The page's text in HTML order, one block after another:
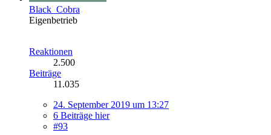
Black_Cobra
Eigenbetrieb
Reaktionen
2.500
Beiträge
11.035
24. September 2019 um 13:27
6 Beiträge hier
#93